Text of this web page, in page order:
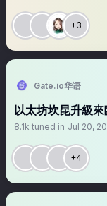
+3
Gate.io华语
以太坊坎昆升級
8.1k tuned in Jul 20,
+4